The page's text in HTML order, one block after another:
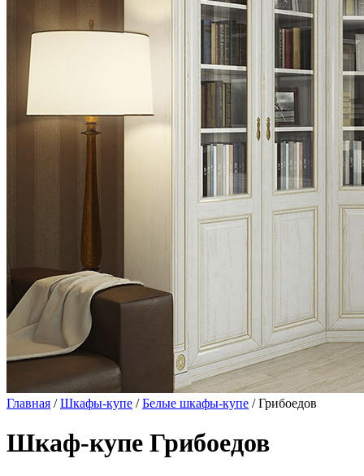
Главная /Шкафы-купе /Белые шкафы-купе / Грибоедов
Шкаф-купе Грибоедов